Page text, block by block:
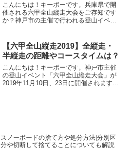
こんにちは！キーボーです。兵庫県で開
催される六甲全山縦走大会をご存知です
か？神戸市の主催で行われる登山イベン
なんと５６km！フルマラソンより長
い・・しかもアップダウンが...
【六甲全山縦走2019】全縦走・
半縦走の距離やコースタイムは？
こんにちは！キーボーです。神戸市主催
の登山イベント「六甲全山縦走大会」が
2019年11月10日、23日に開催されます。
スノーボードの捨て方や処分方法|分別区
分や切断して捨てることについても解説